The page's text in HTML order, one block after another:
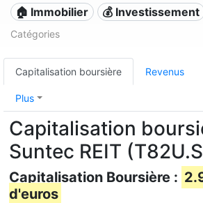
🏠 Immobilier 💰 Investissement
Catégories
Capitalisation boursière Revenus
Plus
Capitalisation
Suntec REIT
Capitalisation Boursière :
d'euros